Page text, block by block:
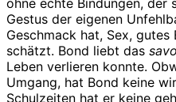
Gestus der eigenen
Geschmack hat, Sex,
schätzt. Bond liebt das
Leben verlieren konnte.
Umgang, hat Bond keine
Schulzeiten hat er keine